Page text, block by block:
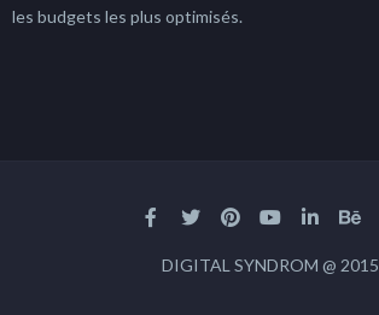
les budgets les plus optimisés.
DIGITAL SYNDROM @ 2015